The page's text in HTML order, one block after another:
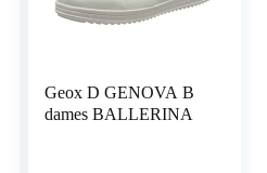
Geox D GENOVA B
dames BALLERINA